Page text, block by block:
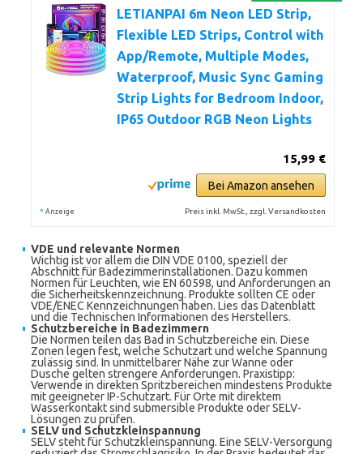
LETIANPAI 6m Neon LED Strip,
Flexible LED Strips, Control with
App/Remote, Multiple Modes,
Waterproof, Music Sync Gaming
Strip Lights for Bedroom Indoor,
IP65 Outdoor RGB Neon Lights
15,99 €
Bei Amazon ansehen
* Anzeige Preis inkl. MwSt., zzgl. Versandkosten
VDE und relevante Normen
Wichtig ist vor allem die DIN VDE 0100, speziell der
Abschnitt für Badezimmerinstallationen. Dazu kommen
Normen für Leuchten, wie EN 60598, und Anforderungen an
die Sicherheitskennzeichnung. Produkte sollten CE oder
VDE/ENEC Kennzeichnungen haben. Lies das Datenblatt
und die Technischen Informationen des Herstellers.
Schutzbereiche in Badezimmern
Die Normen teilen das Bad in Schutzbereiche ein. Diese
Zonen legen fest, welche Schutzart und welche Spannung
zulässig sind. In unmittelbarer Nähe zur Wanne oder
Dusche gelten strengere Anforderungen. Praxistipp:
Verwende in direkten Spritzbereichen mindestens Produkte
mit geeigneter IP-Schutzart. Für Orte mit direktem
Wasserkontakt sind submersible Produkte oder SELV-
Lösungen zu prüfen.
SELV und Schutzkleinspannung
SELV steht für Schutzkleinspannung. Eine SELV-Versorgung